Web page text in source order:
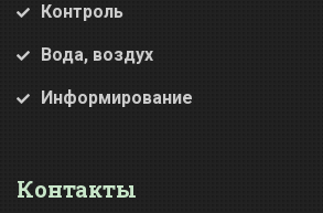
Контроль
Вода, воздух
Информирование
Контакты